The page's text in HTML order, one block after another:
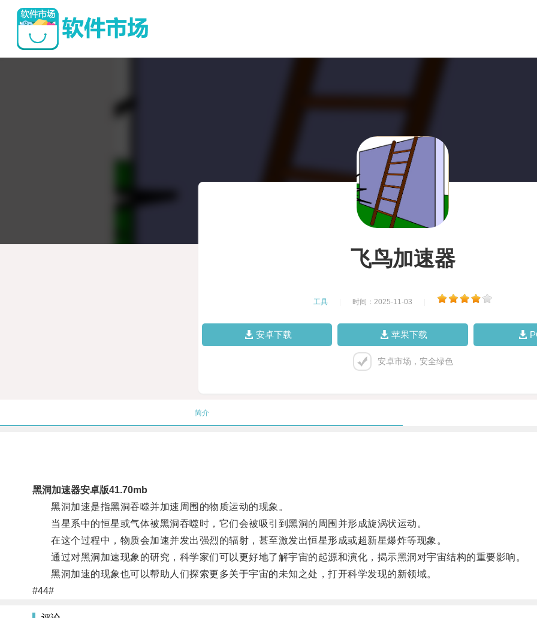
飞鸟加速器
工具 时间：2025-11-03
安卓下载 苹果下载
安卓市场，安全绿色
简介
黑洞加速器安卓版41.70mb
黑洞加速是指黑洞吞噬并加速周围的物质运动的现象。
当星系中的恒星或气体被黑洞吞噬时，它们会被吸引到黑洞的周围并形成旋涡状运动。
在这个过程中，物质会加速并发出强烈的辐射，甚至激发出恒星形成或超新星爆炸等现象。
通过对黑洞加速现象的研究，科学家们可以更好地了解宇宙的起源和演化，揭示黑洞对宇宙结构的重要影响。
黑洞加速的现象也可以帮助人们探索更多关于宇宙的未知之处，打开科学发现的新领域。
#44#